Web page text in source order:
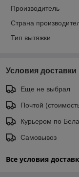
Производитель
Страна
Тип вытяжки
Условия доставки
Еще не выбрал
Почтой
Курьером по
Самовывоз
Все условия